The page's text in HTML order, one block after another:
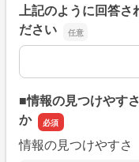
上記のように回答さ
ださい
上記のように回答さ
■情報の見つけやす
か
情報の見つけやすさ